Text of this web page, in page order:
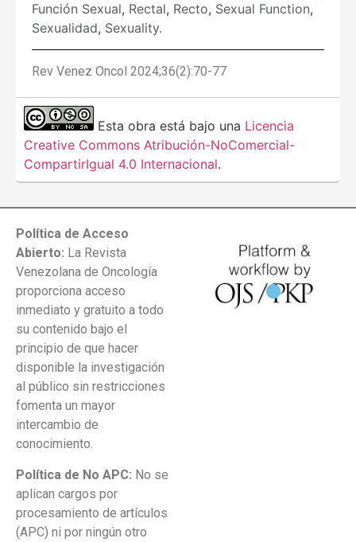
Función Sexual, Rectal, Recto, Sexual Function,
Sexualidad, Sexuality.
Rev Venez Oncol 2024;36(2):70-77
Esta obra está bajo una Licencia
Creative Commons Atribución-NoComercial-
CompartirIgual 4.0 Internacional.
Política de Acceso
Abierto: La Revista
Venezolana de Oncología
proporciona acceso
inmediato y gratuito a todo
su contenido bajo el
principio de que hacer
disponible la investigación
al público sin restricciones
fomenta un mayor
intercambio de
conocimiento.
Política de No APC: No se
aplican cargos por
procesamiento de artículos
(APC) ni por ningún otro